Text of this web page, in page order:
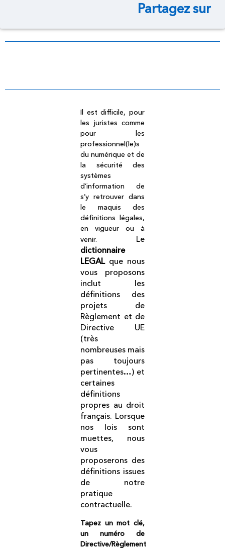
Partagez sur
Il est difficile, pour
les juristes comme
pour les
professionnel(le)s
du numérique et de
la sécurité des
systèmes
d’information de
s’y retrouver dans
le maquis des
définitions légales,
en vigueur ou à
venir. Le
dictionnaire
LEGAL que nous
vous proposons
inclut les
définitions des
projets de
Règlement et de
Directive UE
(très
nombreuses mais
pas toujours
pertinentes…) et
certaines
définitions
propres au droit
français. Lorsque
nos lois sont
muettes, nous
vous
proposerons des
définitions issues
de notre
pratique
contractuelle.
Tapez un mot clé,
un numéro de
Directive/Règlement